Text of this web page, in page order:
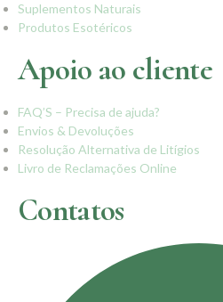
Suplementos Naturais
Produtos Esotéricos
Apoio ao cliente
FAQ’S – Precisa de ajuda?
Envios & Devoluções
Resolução Alternativa de Litígios
Livro de Reclamações Online
Contatos